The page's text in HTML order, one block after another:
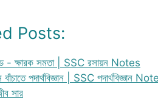
Posts:
- ক্ষারক সমতা | SSC রসায়ন Notes
বাঁচাতে পদার্থবিজ্ঞান | SSC পদার্থবিজ্ঞান
সার